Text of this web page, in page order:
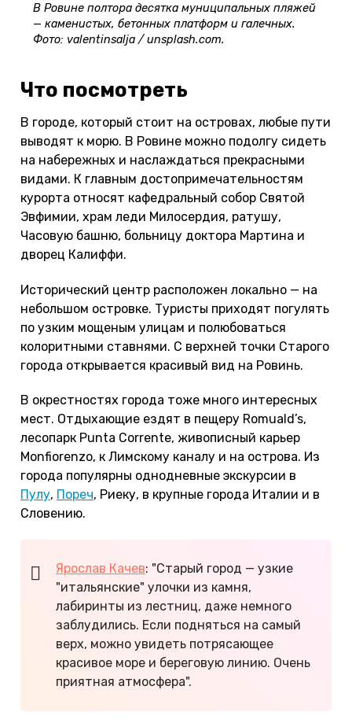
В Ровине полтора десятка муниципальных пляжей
— каменистых, бетонных платформ и галечных.
Фото: valentinsalja / unsplash.com.
Что посмотреть
В городе, который стоит на островах, любые пути
выводят к морю. В Ровине можно подолгу сидеть
на набережных и наслаждаться прекрасными
видами. К главным достопримечательностям
курорта относят кафедральный собор Святой
Эвфимии, храм леди Милосердия, ратушу,
Часовую башню, больницу доктора Мартина и
дворец Калиффи.
Исторический центр расположен локально — на
небольшом островке. Туристы приходят погулять
по узким мощеным улицам и полюбоваться
колоритными ставнями. С верхней точки Старого
города открывается красивый вид на Ровинь.
В окрестностях города тоже много интересных
мест. Отдыхающие ездят в пещеру Romuald’s,
лесопарк Punta Corrente, живописный карьер
Monfiorenzo, к Лимскому каналу и на острова. Из
города популярны однодневные экскурсии в
Пулу, Пореч, Риеку, в крупные города Италии и в
Словению.
Ярослав Качев: "Старый город — узкие
"итальянские" улочки из камня,
лабиринты из лестниц, даже немного
заблудились. Если подняться на самый
верх, можно увидеть потрясающее
красивое море и береговую линию. Очень
приятная атмосфера".